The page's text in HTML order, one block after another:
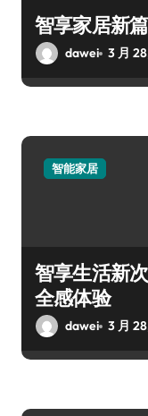
智享家居新
dawei 3 月
智能家居
智享生活新
全感体验
dawei 3 月